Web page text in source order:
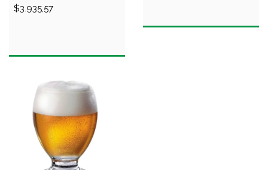
$3.935,57